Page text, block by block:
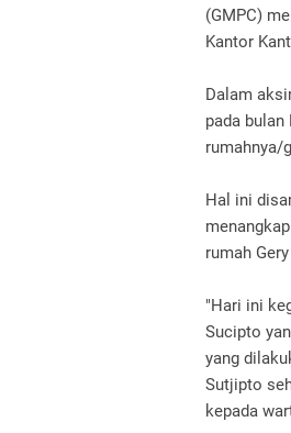
(GMPC)
Kantor
Dalam
pada
rumahnya/
Hal ini
rumah
"Hari ini
Sucipto
yang
Sutjipto
kepada